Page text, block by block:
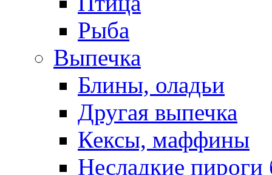
Рыба
Выпечка
Блины, оладьи
Другая выпечка
Кексы, маффины
Несладкие пироги